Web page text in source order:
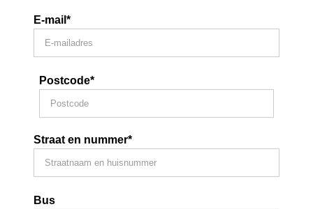
E-mail*
Postcode*
Straat en nummer*
Bus